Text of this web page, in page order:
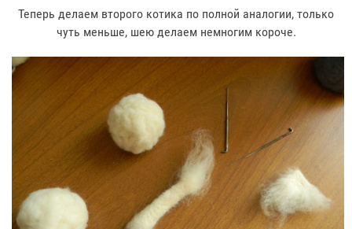
Теперь делаем второго котика по полной аналогии, только
чуть меньше, шею делаем немногим короче.